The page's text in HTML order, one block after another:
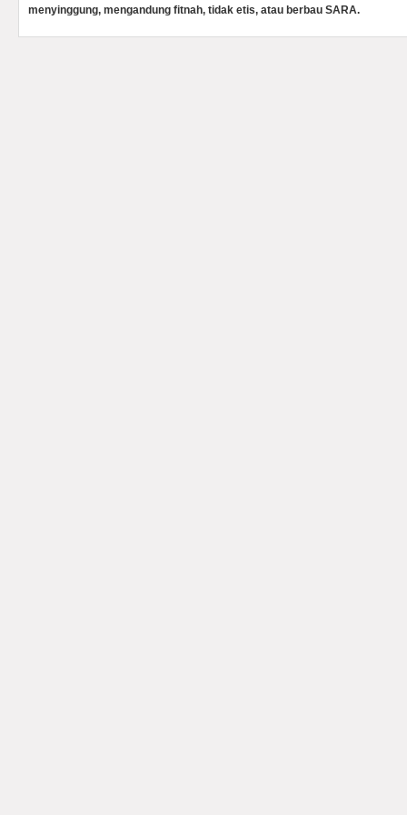
menyinggung, mengandung fitnah, tidak etis, atau berbau SARA.